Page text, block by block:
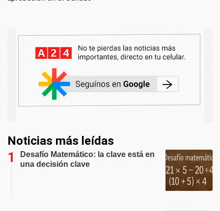
Noticias más leídas
Desafío Matemático: la clave está en
una decisión clave